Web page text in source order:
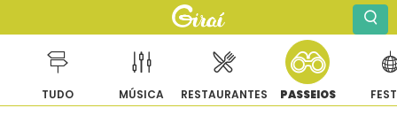
TUDO MÚSICA RESTAURANTES PASSEIOS